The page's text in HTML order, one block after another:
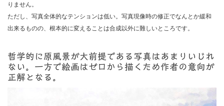
りません。
ただし、写真全体的なテンションは低い。写真現像時の修正でなんとか緩和
出来るものの、根本的に変えることは合成以外に難しいところです。
哲学的に原風景が大前提である写真はあまりいじれ
ない。一方で絵画はゼロから描くため作者の意向が
正解となる。